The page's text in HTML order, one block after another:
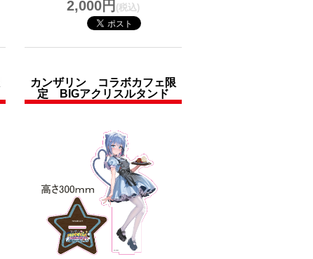
2,000円 (税込)
カンザリン コラボカフェ限
定 BIGアクリスルタンド